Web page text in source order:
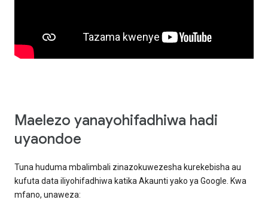
Maelezo yanayohifadhiwa hadi
uyaondoe
Tuna huduma mbalimbali zinazokuwezesha kurekebisha au
kufuta data iliyohifadhiwa katika Akaunti yako ya Google. Kwa
mfano, unaweza: